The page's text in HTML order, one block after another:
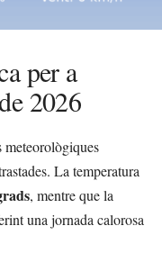
per a
2026
La temperatura
, mentre que la
una jornada calorosa